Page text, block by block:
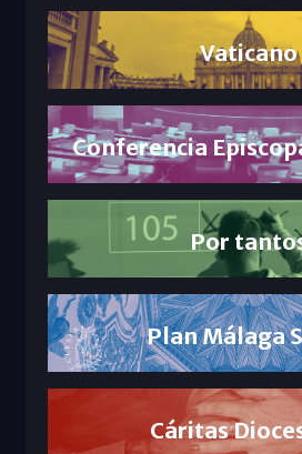
Vaticano
Conferencia
Por
Plan Málaga
Cáritas